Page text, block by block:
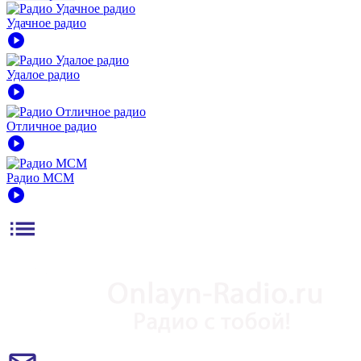
Удачное радио
play_circle
Удалое радио
play_circle
Отличное радио
play_circle
Радио МСМ
play_circle
list